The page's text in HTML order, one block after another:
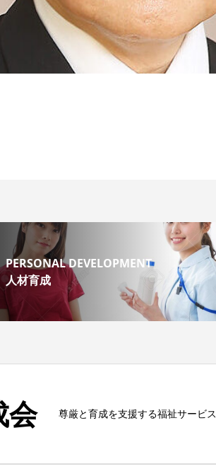
PERSONAL DEVELOPMENT
人材育成
尊厳と育成を支援する福祉サービス